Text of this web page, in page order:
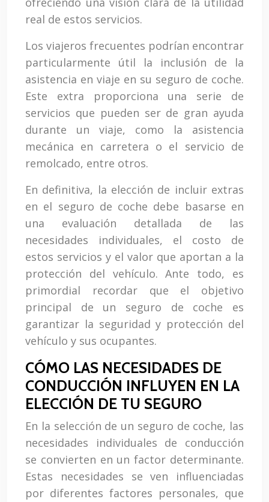
real de estos servicios.
Los viajeros frecuentes podrían encontrar
particularmente útil la inclusión de la
asistencia en viaje en su seguro de coche.
Este extra proporciona una serie de
servicios que pueden ser de gran ayuda
durante un viaje, como la asistencia
mecánica en carretera o el servicio de
remolcado, entre otros.
En definitiva, la elección de incluir extras
en el seguro de coche debe basarse en
una evaluación detallada de las
necesidades individuales, el costo de
estos servicios y el valor que aportan a la
protección del vehículo. Ante todo, es
primordial recordar que el objetivo
principal de un seguro de coche es
garantizar la seguridad y protección del
vehículo y sus ocupantes.
CÓMO LAS NECESIDADES DE
CONDUCCIÓN INFLUYEN EN LA
ELECCIÓN DE TU SEGURO
En la selección de un seguro de coche, las
necesidades individuales de conducción
se convierten en un factor determinante.
Estas necesidades se ven influenciadas
por diferentes factores personales, que